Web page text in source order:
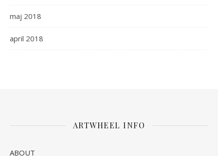
maj 2018
april 2018
ARTWHEEL INFO
ABOUT